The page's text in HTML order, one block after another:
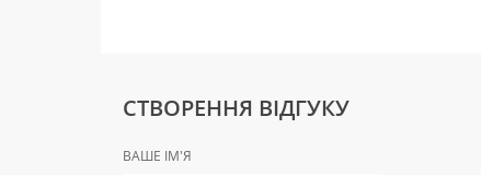
СТВОРЕННЯ ВІДГУКУ
ВАШЕ ІМ'Я